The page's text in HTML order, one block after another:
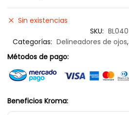
Sin existencias
SKU: BL040
Categorías: Delineadores de ojos,
Métodos de pago:
Beneficios Kroma: